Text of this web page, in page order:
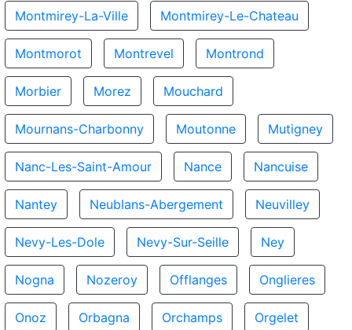
Montmirey-La-Ville Montmirey-Le-Chateau
Montmorot Montrevel Montrond
Morbier Morez Mouchard
Mournans-Charbonny Moutonne Mutigney
Nanc-Les-Saint-Amour Nance Nancuise
Nantey Neublans-Abergement Neuvilley
Nevy-Les-Dole Nevy-Sur-Seille Ney
Nogna Nozeroy Offlanges Onglieres
Onoz Orbagna Orchamps Orgelet